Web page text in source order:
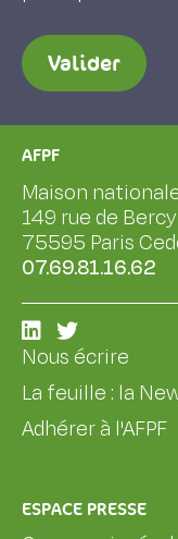
Valider
AFPF
Maison
149 rue de Bercy
75595 Paris
07.69.81.16.62
Nous écrire
La feuille : la
Adhérer à l'AFPF
ESPACE PRESSE